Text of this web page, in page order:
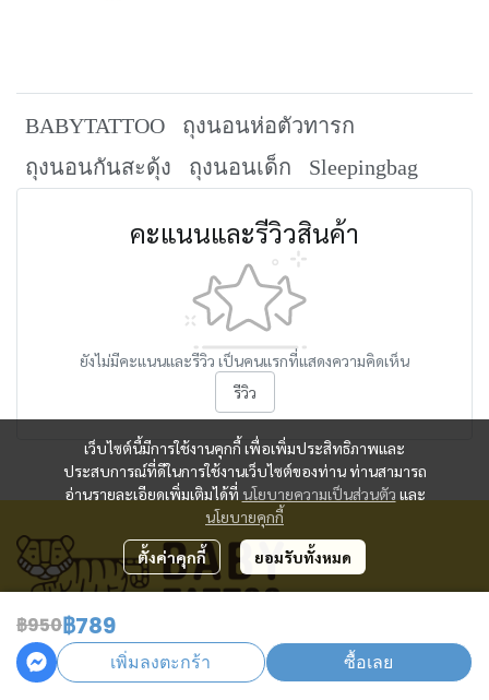
BABYTATTOO
ถุงนอนห่อตัวทารก
ถุงนอนกันสะดุ้ง
ถุงนอนเด็ก Sleepingbag
คะแนนและรีวิวสินค้า
ยังไม่มีคะแนนและรีวิว เป็นคนแรกที่แสดงความคิดเห็น
รีวิว
฿950฿789
เพิ่มลงตะกร้า ซื้อเลย
เว็บไซต์นี้มีการใช้งานคุกกี้ เพื่อเพิ่มประสิทธิภาพและ
ประสบการณ์ที่ดีในการใช้งานเว็บไซต์ของท่าน ท่านสามารถ
อ่านรายละเอียดเพิ่มเติมได้ที่ นโยบายความเป็นส่วนตัว และ
นโยบายคุกกี้
ตั้งค่าคุกกี้ ยอมรับทั้งหมด
ศูนย์บริการลูกค้า
เวลาทำการ: วันจันทร์ - วันศุกร์ 09:00 - 18:00 น.
Tel: 02 092 4216